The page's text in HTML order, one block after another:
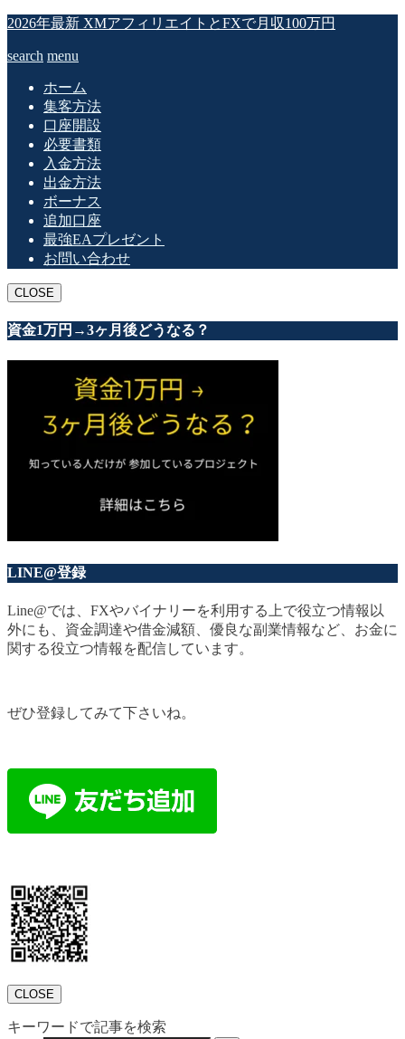
2026年最新 XMアフィリエイトとFXで月収100万円
search menu
ホーム
集客方法
口座開設
必要書類
入金方法
出金方法
ボーナス
追加口座
最強EAプレゼント
お問い合わせ
CLOSE
資金1万円→3ヶ月後どうなる？
LINE@登録
Line@では、FXやバイナリーを利用する上で役立つ情報以
外にも、資金調達や借金減額、優良な副業情報など、お金に
関する役立つ情報を配信しています。
ぜひ登録してみて下さいね。
CLOSE
キーワードで記事を検索